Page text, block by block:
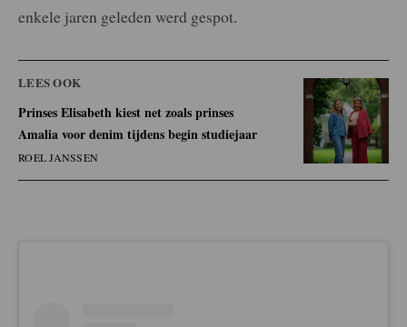
enkele jaren geleden werd gespot.
LEES OOK
Prinses Elisabeth kiest net zoals prinses
Amalia voor denim tijdens begin studiejaar
ROEL JANSSEN